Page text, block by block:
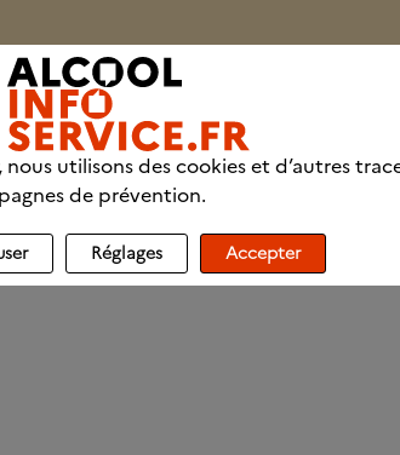
utilisons des cookies et d’autres
de prévention.
Réglages Accepter